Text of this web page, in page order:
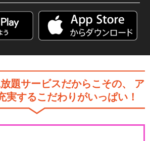
題サービスだからこその、
ア
実するこだわりがいっぱい！